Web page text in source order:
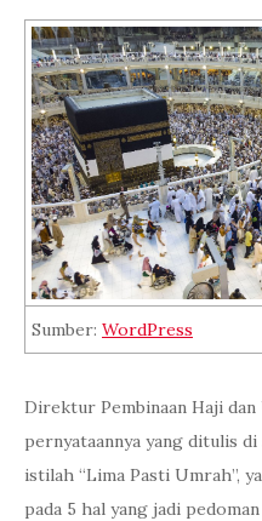
Sumber: WordPress
Direktur Pembinaan Haji
pernyataannya yang ditulis di
istilah “Lima Pasti Umrah”,
pada 5 hal yang jadi